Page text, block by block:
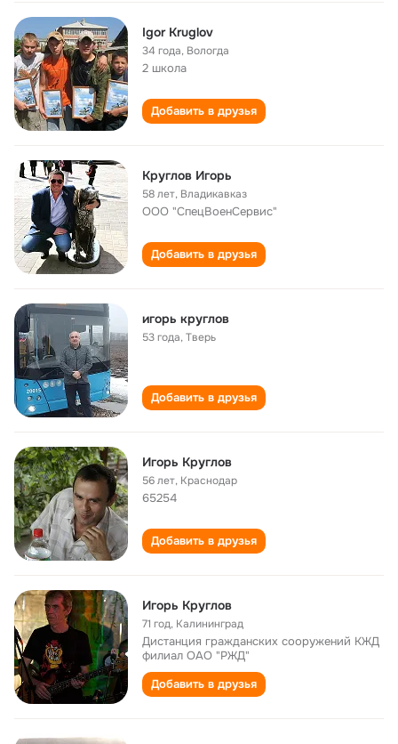
Igor Kruglov
34 года, Вологда
2 школа
Добавить в друзья
Круглов Игорь
58 лет, Владикавказ
ООО "СпецВоенСервис"
Добавить в друзья
игорь круглов
53 года,Тверь
Добавить в друзья
Игорь Круглов
56 лет, Краснодар
65254
Добавить в друзья
Игорь Круглов
71 год, Калининград
Дистанция гражданских сооружений КЖД
филиал ОАО "РЖД"
Добавить в друзья